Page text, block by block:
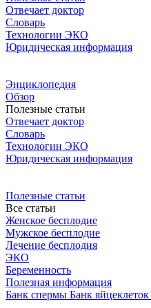
Отвечает доктор
Словарь
Технологии ЭКО
Юридическая информация
Энциклопедия
Обзор
Полезные статьи
Отвечает доктор
Словарь
Технологии ЭКО
Юридическая информация
Полезные статьи
Все статьи
Женское бесплодие
Мужское бесплодие
Лечение бесплодия
ЭКО
Беременность
Полезная информация
Банк спермы Банк яйцеклеток